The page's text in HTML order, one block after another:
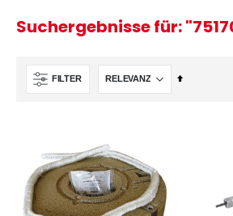
Suchergebnisse für:
FILTER
In